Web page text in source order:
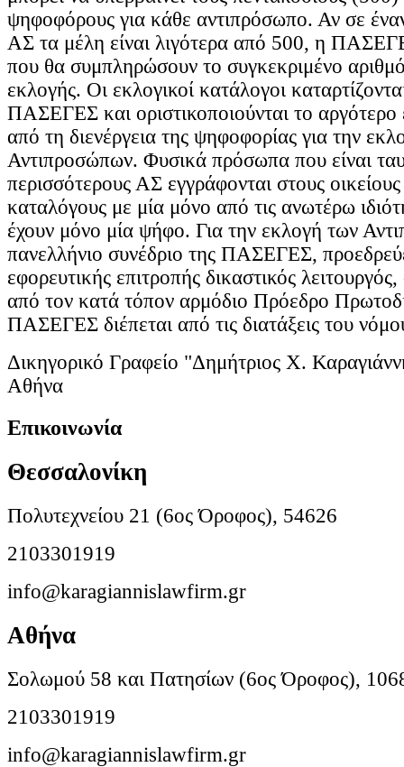
ψηφοφόρους για κάθε αντιπρόσωπο. Αν σε
ΑΣ τα μέλη είναι λιγότερα από 500, η
που θα συμπληρώσουν το συγκεκριμένο αριθμό
εκλογής. Οι εκλογικοί κατάλογοι
ΠΑΣΕΓΕΣ και οριστικοποιούνται το
από τη διενέργεια της ψηφοφορίας για την
Αντιπροσώπων. Φυσικά πρόσωπα που είναι
περισσότερους ΑΣ εγγράφονται στους
καταλόγους με μία μόνο από τις ανωτέρω
έχουν μόνο μία ψήφο. Για την εκλογή των
πανελλήνιο συνέδριο της ΠΑΣΕΓΕΣ,
εφορευτικής επιτροπής δικαστικός λειτουργός,
από τον κατά τόπον αρμόδιο Πρόεδρο
ΠΑΣΕΓΕΣ διέπεται από τις διατάξεις του
Δικηγορικό Γραφείο "Δημήτριος Χ.
Αθήνα
Επικοινωνία
Θεσσαλονίκη
Πολυτεχνείου 21 (6ος Όροφος), 54626
2103301919
info@karagiannislawfirm.gr
Αθήνα
Σολωμού 58 και Πατησίων (6ος Όροφος),
2103301919
info@karagiannislawfirm.gr